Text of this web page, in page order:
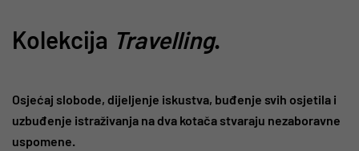
Kolekcija Travelling.
Osjećaj slobode, dijeljenje iskustva, buđenje svih osjetila i
uzbuđenje istraživanja na dva kotača stvaraju nezaboravne
uspomene.